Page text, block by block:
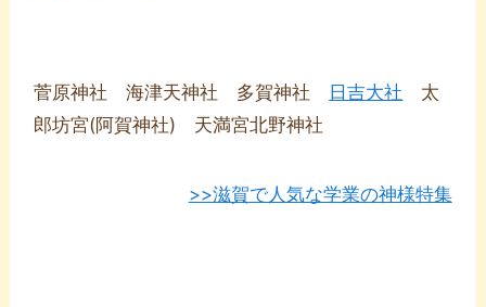
菅原神社 海津天神社 多賀神社 日吉大社 太
郎坊宮(阿賀神社) 天満宮北野神社
>>滋賀で人気な学業の神様特集